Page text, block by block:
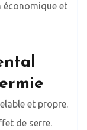
économique et
et propre.
de serre.